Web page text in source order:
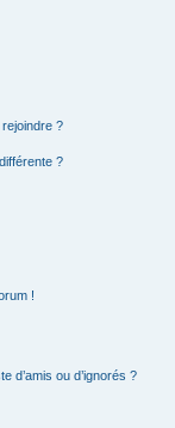
?
?
!
d’amis ou d’ignorés ?